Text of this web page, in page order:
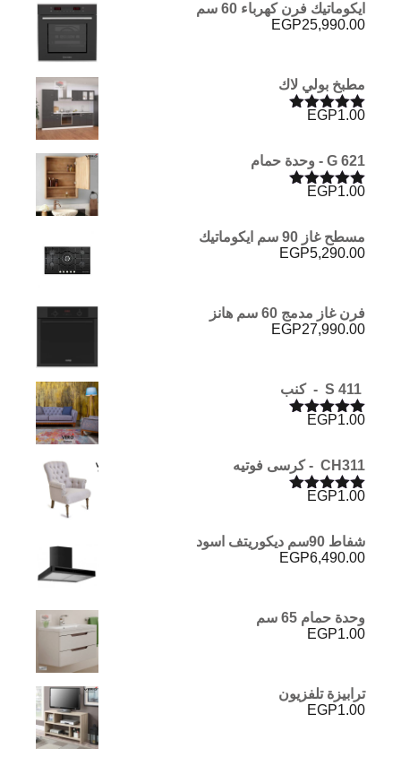
ايكوماتيك فرن كهرباء 60 سم
EGP25,990.00
مطبخ بولي لاك
تم التقييم
EGP1.00
G 621 - وحدة حمام
تم التقييم
EGP1.00
مسطح غاز 90 سم ايكوماتيك
EGP5,290.00
فرن غاز مدمج 60 سم هانز
EGP27,990.00
تم التقييم
EGP1.00
CH311 - كرسى فوتيه
تم التقييم
EGP1.00
شفاط 90سم ديكوريتف اسود
EGP6,490.00
وحدة حمام 65 سم
EGP1.00
ترابيزة تلفزيون
EGP1.00